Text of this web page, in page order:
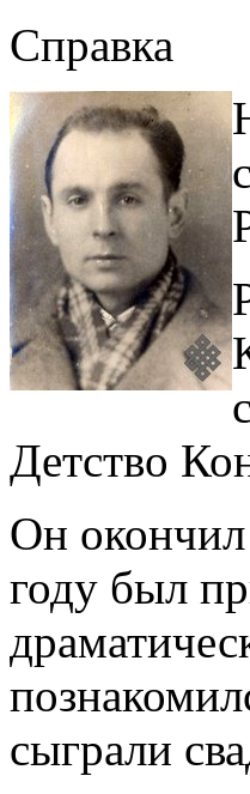
Справка
Детство
Он
году был
сыграли